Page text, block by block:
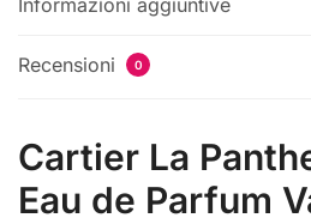
Recensioni 0
Cartier La
Eau de Parfum